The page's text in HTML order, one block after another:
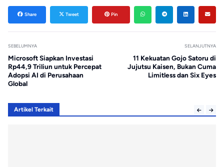
Share Tweet Pin
SEBELUMNYA
Microsoft Siapkan Investasi
Rp44,9 Triliun untuk Percepat
Adopsi AI di Perusahaan
Global
SELANJUTNYA
11 Kekuatan Gojo Satoru di
Jujutsu Kaisen, Bukan Cuma
Limitless dan Six Eyes
Artikel Terkait